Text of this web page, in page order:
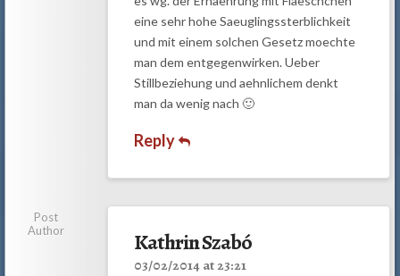
eine sehr hohe Saeuglingssterblichkeit
und mit einem solchen Gesetz moechte
man dem entgegenwirken. Ueber
Stillbeziehung und aehnlichem denkt
man da wenig nach 🙂
Reply
Post
Author
Kathrin Szabó
03/02/2014 at 23:21